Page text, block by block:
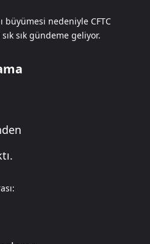
büyümesi nedeniyle CFTC
sık gündeme geliyor.